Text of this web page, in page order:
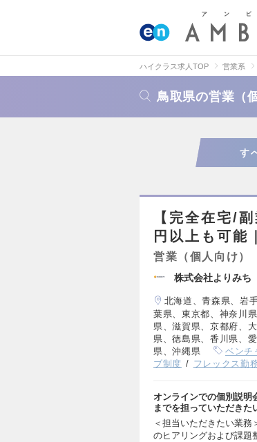
ハイクラス求人TOP 営業系
鳥取県の営業（
す
【完全在宅/
円以上も可能
営業（個人向け）
株式会社よりみち
北海道、青森県、岩
葉県、東京都、神奈川
県、滋賀県、京都府、
県、徳島県、香川県、
県、沖縄県
ベンチ
ブ制度
フレックス勤
オンラインでの個別説明
までを担っていただき
＜担当いただきたい業
のヒアリングおよび課